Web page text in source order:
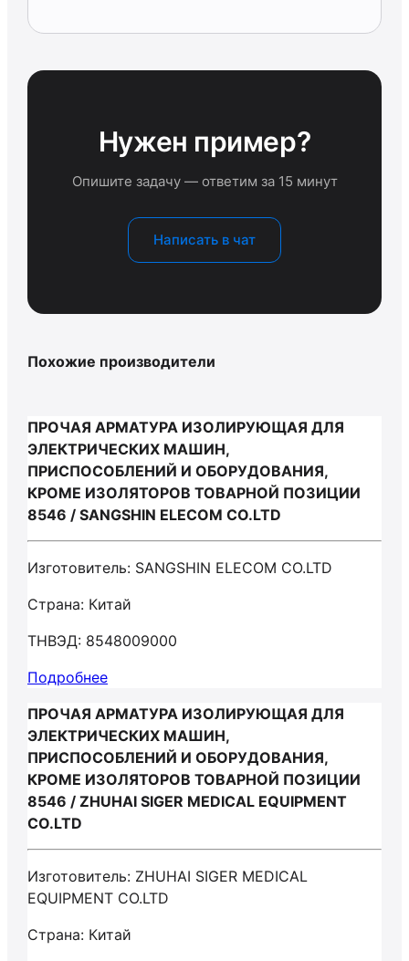
Нужен пример?
Опишите задачу — ответим за 15 минут
Написать в чат
Похожие производители
ПРОЧАЯ АРМАТУРА ИЗОЛИРУЮЩАЯ ДЛЯ
ЭЛЕКТРИЧЕСКИХ МАШИН,
ПРИСПОСОБЛЕНИЙ И ОБОРУДОВАНИЯ,
КРОМЕ ИЗОЛЯТОРОВ ТОВАРНОЙ ПОЗИЦИИ
8546 / SANGSHIN ELECOM CO.LTD
Изготовитель: SANGSHIN ELECOM CO.LTD
Страна: Китай
ТНВЭД: 8548009000
Подробнее
ПРОЧАЯ АРМАТУРА ИЗОЛИРУЮЩАЯ ДЛЯ
ЭЛЕКТРИЧЕСКИХ МАШИН,
ПРИСПОСОБЛЕНИЙ И ОБОРУДОВАНИЯ,
КРОМЕ ИЗОЛЯТОРОВ ТОВАРНОЙ ПОЗИЦИИ
8546 / ZHUHAI SIGER MEDICAL EQUIPMENT
CO.LTD
Изготовитель: ZHUHAI SIGER MEDICAL
EQUIPMENT CO.LTD
Страна: Китай